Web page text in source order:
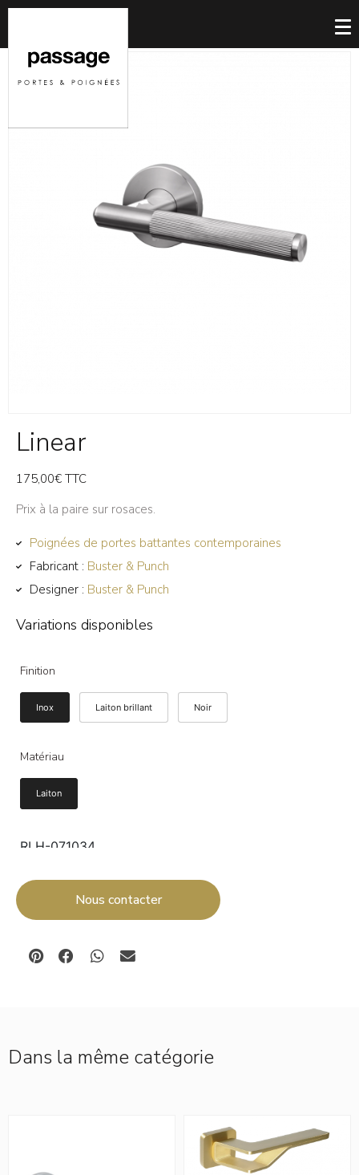
Linear
175,00€ TTC
Prix à la paire sur rosaces.
Poignées de portes battantes contemporaines
Fabricant : Buster & Punch
Designer : Buster & Punch
Variations disponibles
Finition
Inox Laiton brillant Noir
Matériau
Laiton
RLH-071034
Nous contacter
Dans la même catégorie